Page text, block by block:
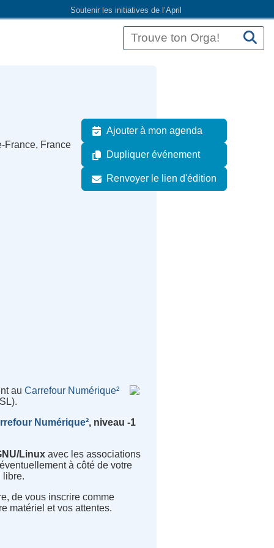
Soutenir les initiatives de l’April
Ajouter à mon agenda
Dupliquer événement
Renvoyer le lien d'édition
France, France
auCarrefour Numérique²
Numérique², niveau -1
Linux avec les associations
à côté de votre
libre.
de vous inscrire comme
matériel et vos attentes.